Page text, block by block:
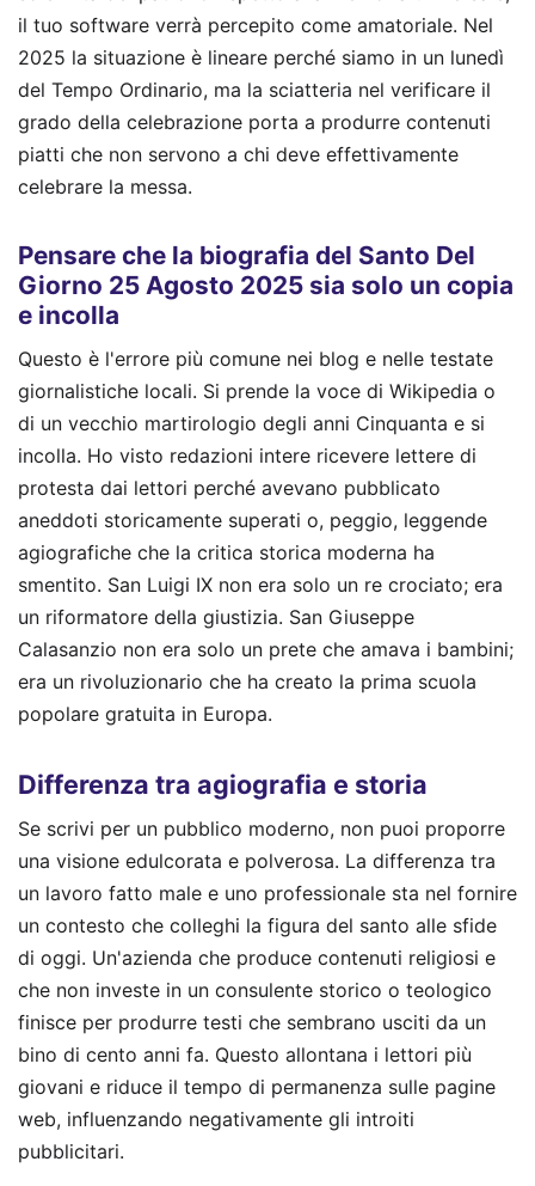
il tuo software verrà percepito come amatoriale. Nel
2025 la situazione è lineare perché siamo in un lunedì
del Tempo Ordinario, ma la sciatteria nel verificare il
grado della celebrazione porta a produrre contenuti
piatti che non servono a chi deve effettivamente
celebrare la messa.
Pensare che la biografia del Santo Del
Giorno 25 Agosto 2025 sia solo un copia
e incolla
Questo è l'errore più comune nei blog e nelle testate
giornalistiche locali. Si prende la voce di Wikipedia o
di un vecchio martirologio degli anni Cinquanta e si
incolla. Ho visto redazioni intere ricevere lettere di
protesta dai lettori perché avevano pubblicato
aneddoti storicamente superati o, peggio, leggende
agiografiche che la critica storica moderna ha
smentito. San Luigi IX non era solo un re crociato; era
un riformatore della giustizia. San Giuseppe
Calasanzio non era solo un prete che amava i bambini;
era un rivoluzionario che ha creato la prima scuola
popolare gratuita in Europa.
Differenza tra agiografia e storia
Se scrivi per un pubblico moderno, non puoi proporre
una visione edulcorata e polverosa. La differenza tra
un lavoro fatto male e uno professionale sta nel fornire
un contesto che colleghi la figura del santo alle sfide
di oggi. Un'azienda che produce contenuti religiosi e
che non investe in un consulente storico o teologico
finisce per produrre testi che sembrano usciti da un
bino di cento anni fa. Questo allontana i lettori più
giovani e riduce il tempo di permanenza sulle pagine
web, influenzando negativamente gli introiti
pubblicitari.